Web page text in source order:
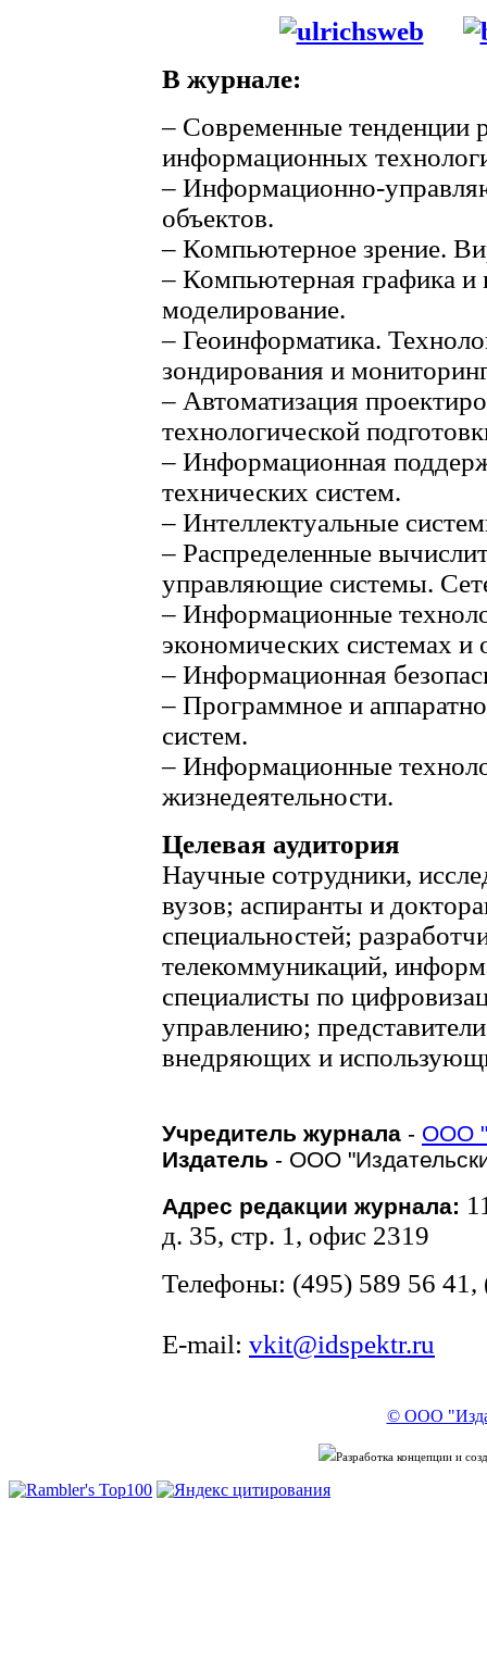
В журнале:
– Современные тенденции
информационных
– Информационно-
объектов.
– Компьютерное зрение.
– Компьютерная графика и
моделирование.
– Геоинформатика.
зондирования и
– Автоматизация
технологической
– Информационная
технических систем.
– Интеллектуальные
– Распределенные
управляющие системы.
– Информационные
экономических системах и
– Информационная
– Программное и
систем.
– Информационные
жизнедеятельности.
Целевая аудитория
Научные сотрудники,
вузов; аспиранты и
специальностей;
телекоммуникаций,
специалисты по
управлению;
внедряющих и
Учредитель журнала - ООО
Издатель - ООО
Адрес редакции журнала:
д. 35, стр. 1, офис 2319
Телефоны: (495) 589 56 41,
E-mail: vkit@idspektr.ru
© ООО
Разработка концепции и